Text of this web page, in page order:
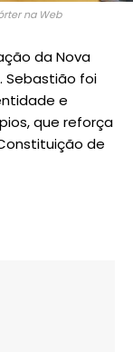
na Web
da Nova
Sebastião foi
e
que reforça
de